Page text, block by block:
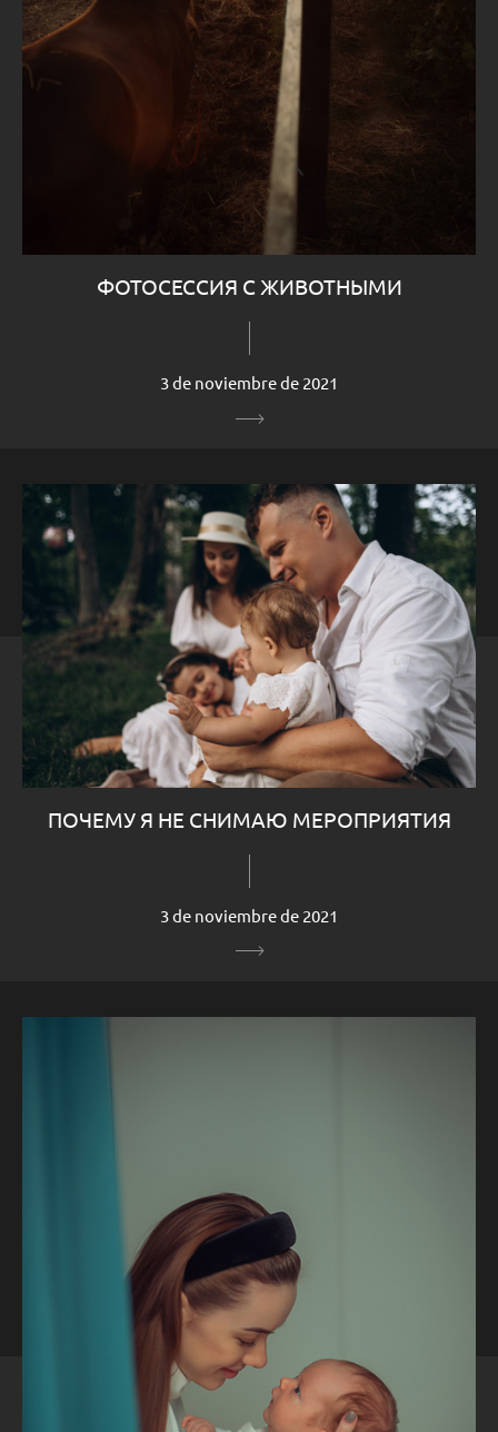
ФОТОСЕССИЯ С ЖИВОТНЫМИ
3 de noviembre de 2021
ПОЧЕМУ Я НЕ СНИМАЮ МЕРОПРИЯТИЯ
3 de noviembre de 2021